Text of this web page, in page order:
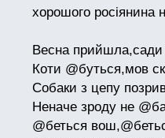
хорошого росіянина
Весна прийшла,сади
Коти @буться,мов
Собаки з цепу
Неначе зроду не
@беться